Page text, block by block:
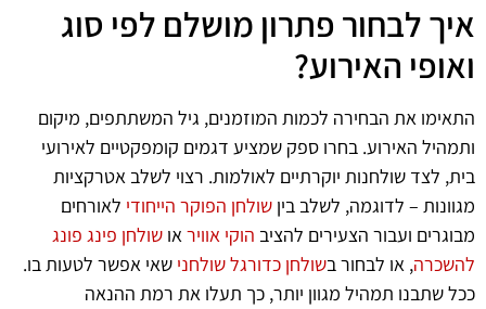
איך לבחור פתרון מושלם לפי סוג
ואופי האירוע?
התאימו את הבחירה לכמות המוזמנים, גיל המשתתפים, מיקום
ותמהיל האירוע. בחרו ספק שמציע דגמים קומפקטיים לאירועי
בית, לצד שולחנות יוקרתיים לאולמות. רצוי לשלב אטרקציות
מגוונות – לדוגמה, לשלב בין שולחן הפוקר הייחודי לאורחים
מבוגרים ועבור הצעירים להציב הוקי אוויראו שולחן פינג פונג
להשכרה, או לבחור בשולחן כדורגל שולחני שאי אפשר לטעות בו.
ככל שתבנו תמהיל מגוון יותר, כך תעלו את רמת ההנאה